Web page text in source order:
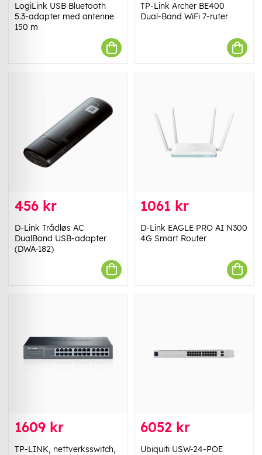
LogiLink USB Bluetooth
5.3-adapter med antenne
150 m
TP-Link Archer BE400
Dual-Band WiFi 7-ruter
456 kr
D-Link Trådløs AC
DualBand USB-adapter
(DWA-182)
1061 kr
D-Link EAGLE PRO AI N300
4G Smart Router
1609 kr
TP-LINK, nettverksswitch,
6052 kr
Ubiquiti USW-24-POE